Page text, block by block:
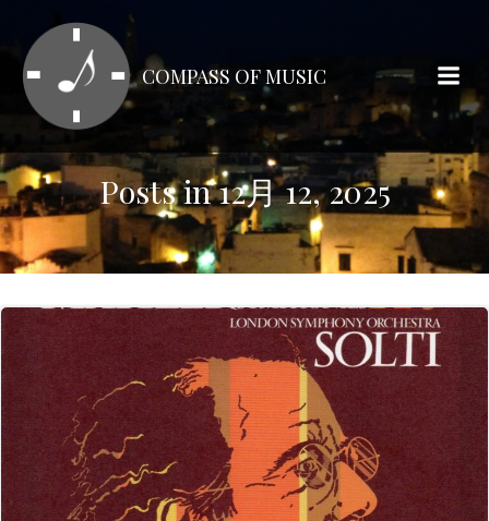
テ
ン
ツ
ス
キ
ッ
プ
COMPASS OF MUSIC
Posts in 12月 12, 2025